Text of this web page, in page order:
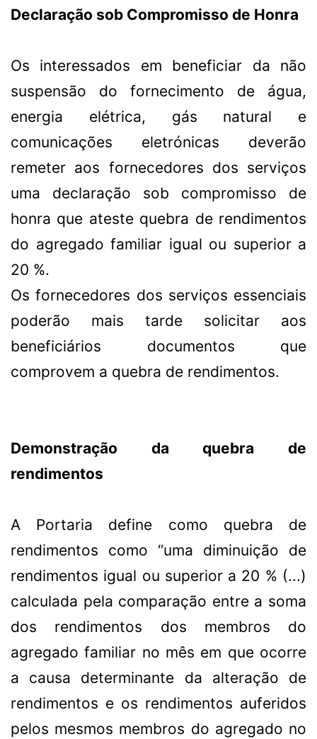
Declaração sob Compromisso de Honra
Os interessados em beneficiar da não
suspensão do fornecimento de água,
energia elétrica, gás natural e
comunicações eletrónicas deverão
remeter aos fornecedores dos serviços
uma declaração sob compromisso de
honra que ateste quebra de rendimentos
do agregado familiar igual ou superior a
20 %.
Os fornecedores dos serviços essenciais
poderão mais tarde solicitar aos
beneficiários documentos que
comprovem a quebra de rendimentos.
Demonstração da quebra de
rendimentos
A Portaria define como quebra de
rendimentos como “uma diminuição de
rendimentos igual ou superior a 20 % (...)
calculada pela comparação entre a soma
dos rendimentos dos membros do
agregado familiar no mês em que ocorre
a causa determinante da alteração de
rendimentos e os rendimentos auferidos
pelos mesmos membros do agregado no